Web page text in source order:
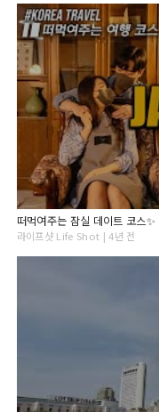
라이프샷 Life Shot | 4년 전